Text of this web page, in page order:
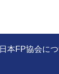
日本FP協会に